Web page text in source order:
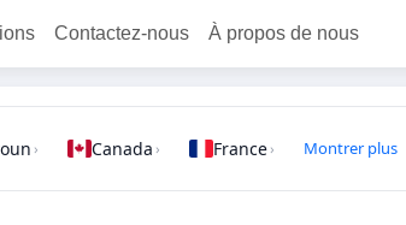
Contactez-nous À propos de nous
› Canada › France› Montrer plus